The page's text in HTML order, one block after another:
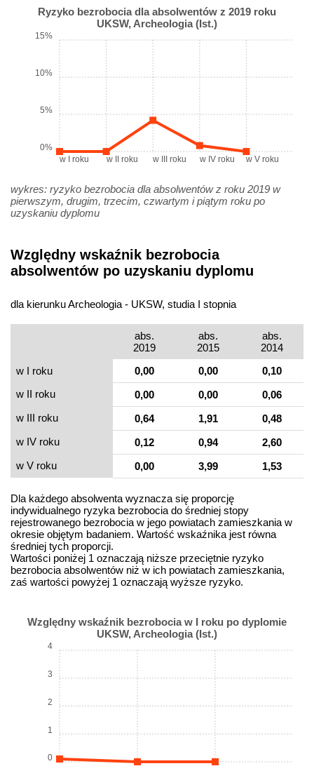
Ryzyko bezrobocia dla absolwentów z 2019 roku
UKSW, Archeologia (Ist.)
w I roku w II roku w III roku w IV roku w V roku
0%
5%
10%
15%
wykres: ryzyko bezrobocia dla absolwentów z roku 2019 w
pierwszym, drugim, trzecim, czwartym i piątym roku po
uzyskaniu dyplomu
Względny wskaźnik bezrobocia
absolwentów po uzyskaniu dyplomu
dla kierunku Archeologia - UKSW, studia I stopnia
abs.
2019
abs.
2015
abs.
2014
w I roku
0,00 0,00
0,10
w II roku
0,00 0,00
0,06
w III roku
0,64 1,91
0,48
w IV roku
0,12 0,94
2,60
w V roku
0,00 3,99 1,53
Dla każdego absolwenta wyznacza się proporcję
indywidualnego ryzyka bezrobocia do średniej stopy
rejestrowanego bezrobocia w jego powiatach zamieszkania w
okresie objętym badaniem. Wartość wskaźnika jest równa
średniej tych proporcji.
Wartości poniżej 1 oznaczają niższe przeciętnie ryzyko
bezrobocia absolwentów niż w ich powiatach zamieszkania,
zaś wartości powyżej 1 oznaczają wyższe ryzyko.
Względny wskaźnik bezrobocia w I roku po dyplomie
UKSW, Archeologia (Ist.)
0
1
2
3
4